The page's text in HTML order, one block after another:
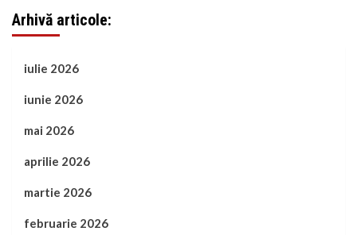
Arhivă articole:
iulie 2026
iunie 2026
mai 2026
aprilie 2026
martie 2026
februarie 2026